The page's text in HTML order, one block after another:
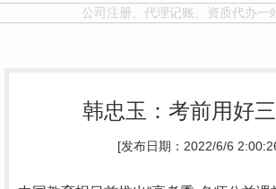
公司注册、代理记账、资质代办一
韩忠玉：考前用好
[发布日期：2022/6/6